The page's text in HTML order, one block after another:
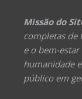
Missão do
completas de
e o bem-estar
humanidade
público em